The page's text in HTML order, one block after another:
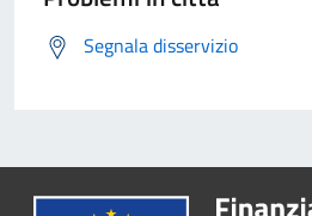
Segnala disservizio